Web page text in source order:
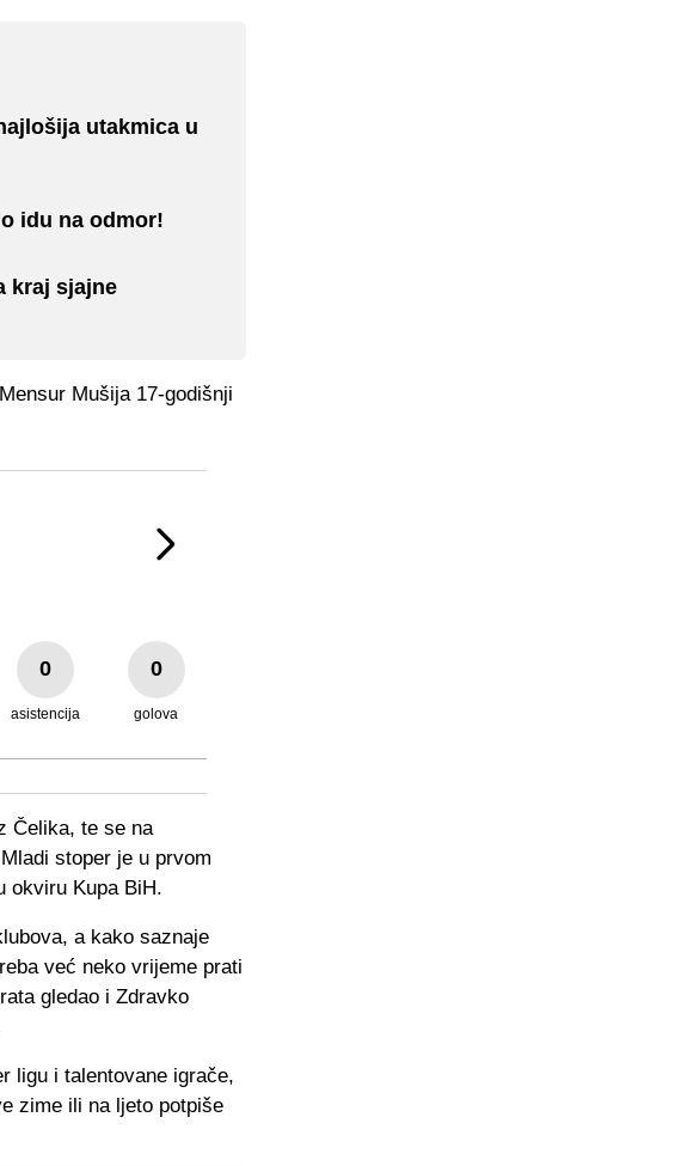
utakmica u
idu na odmor!
kraj sjajne
Mušija 17-godišnji
0
asistencija
0
golova
Čelika, te se na
stoper je u prvom
okviru Kupa BiH.
a kako saznaje
već neko vrijeme prati
gledao i Zdravko
ligu i talentovane igrače,
zime ili na ljeto potpiše